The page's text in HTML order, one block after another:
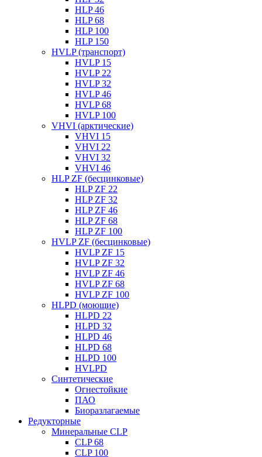
HLP 46
HLP 68
HLP 100
HLP 150
HVLP (транспорт)
HVLP 15
HVLP 22
HVLP 32
HVLP 46
HVLP 68
HVLP 100
VHVI (арктические)
VHVI 15
VHVI 22
VHVI 32
VHVI 46
HLP ZF (бесцинковые)
HLP ZF 22
HLP ZF 32
HLP ZF 46
HLP ZF 68
HLP ZF 100
HVLP ZF (бесцинковые)
HVLP ZF 15
HVLP ZF 32
HVLP ZF 46
HVLP ZF 68
HVLP ZF 100
HLPD (моющие)
HLPD 22
HLPD 32
HLPD 46
HLPD 68
HLPD 100
HVLPD
Синтетические
Огнестойкие
ПАО
Биоразлагаемые
Редукторные
Минеральные CLP
CLP 68
CLP 100